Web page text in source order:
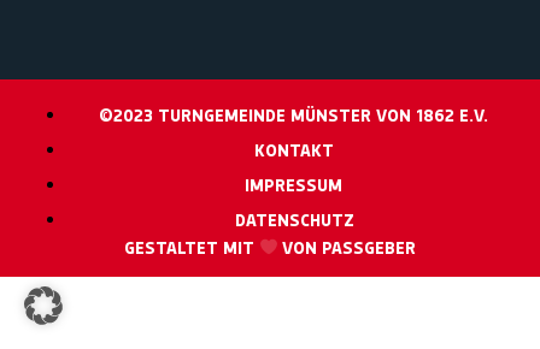
©2023 TURNGEMEINDE MÜNSTER VON 1862 E.V.
KONTAKT
IMPRESSUM
DATENSCHUTZ
GESTALTET MIT
VON PASSGEBER